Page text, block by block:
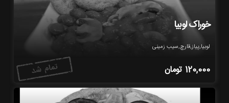
خوراک لوبیا
لوبیا,پیاز,قارچ,سیب زمینی
120,000 تومان